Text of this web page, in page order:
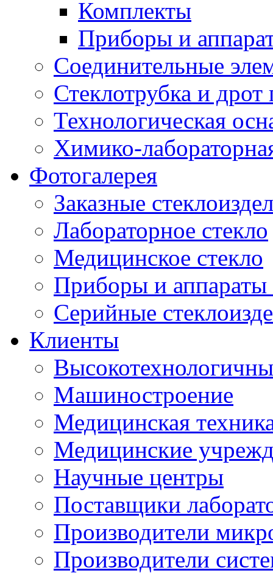
Комплекты
Приборы и
Соединительные
Стеклотрубка и дрот
Технологическая
Химико-
Фотогалерея
Заказные
Лабораторное стекло
Медицинское стекло
Приборы и аппараты
Серийные
Клиенты
Машиностроение
Медицинская
Медицинские
Научные центры
Поставщики
Производители
Производители